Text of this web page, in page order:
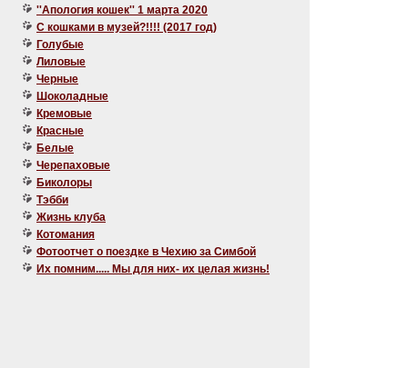
''Апология кошек'' 1 марта 2020
C кошками в музей?!!!! (2017 год)
Голубые
Лиловые
Черные
Шоколадные
Кремовые
Красные
Белые
Черепаховые
Биколоры
Тэбби
Жизнь клуба
Котомания
Фотоотчет о поездке в Чехию за Симбой
Их помним..... Мы для них- их целая жизнь!